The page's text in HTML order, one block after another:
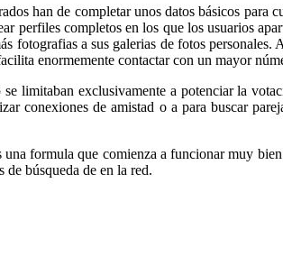
han de completar unos datos básicos
perfiles completos en los que los usuarios
a sus galerias de fotos
enormemente contactar con un mayor
limitaban exclusivamente a potenciar la
conexiones de amistad o a para buscar
formula que comienza a funcionar muy
de búsqueda de en la red.